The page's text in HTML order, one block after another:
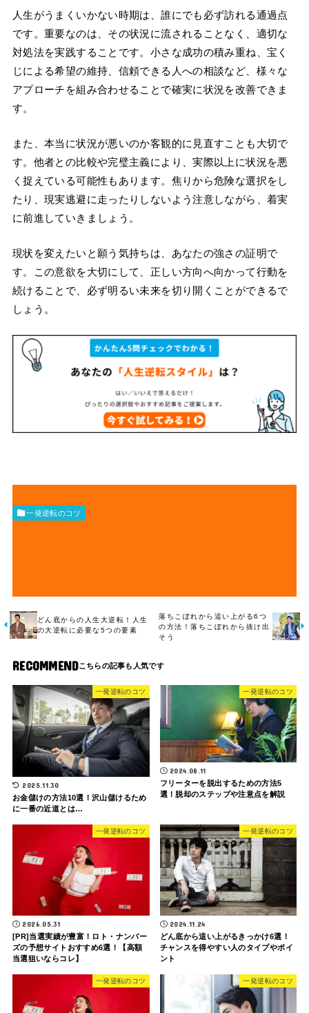
人生がうまくいかない時期は、誰にでも必ず訪れる通過点
です。重要なのは、その状況に流されることなく、適切な
対処法を実践することです。小さな成功の積み重ね、宝く
じによる希望の維持、信頼できる人への相談など、様々な
アプローチを組み合わせることで確実に状況を改善できま
す。
また、本当に状況が悪いのか客観的に見直すことも大切で
す。他者との比較や完璧主義により、実際以上に状況を悪
く捉えている可能性もあります。焦りから危険な選択をし
たり、現実逃避に走ったりしないよう注意しながら、着実
に前進していきましょう。
現状を変えたいと願う気持ちは、あなたの強さの証明で
す。この意欲を大切にして、正しい方向へ向かって行動を
続けることで、必ず明るい未来を切り開くことができるで
しょう。
一発逆転のコツ
どん底からの人生大逆転！人生
の大逆転に必要な5つの要素
落ちこぼれから這い上がる6つ
の方法！落ちこぼれから抜け出
そう
RECOMMEND
一発逆転のコツ
2025.11.30
お金儲けの方法10選！沢山儲けるため
に一番の近道とは…
一発逆転のコツ
2024.08.11
フリーターを脱出するための方法5
選！脱却のステップや注意点を解説
一発逆転のコツ
2026.05.31
[PR]当選実績が豊富！ロト・ナンバー
ズの予想サイトおすすめ6選！【高額
当選狙いならコレ】
一発逆転のコツ
2024.11.24
どん底から這い上がるきっかけ6選！
チャンスを得やすい人のタイプやポイ
ント
一発逆転のコツ 一発逆転のコツ